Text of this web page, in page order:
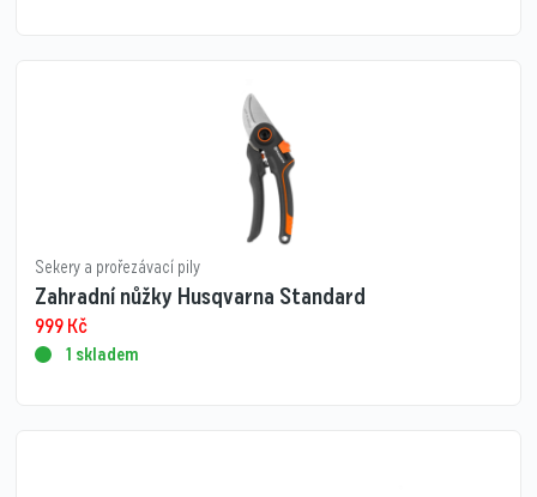
Sekery a prořezávací pily
Zahradní nůžky Husqvarna Standard
999Kč
1 skladem